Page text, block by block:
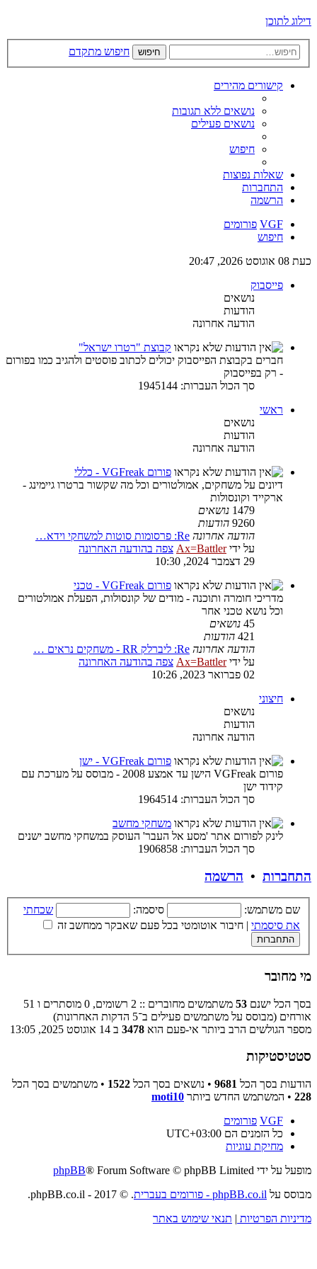
דילוג לתוכן
חיפוש חיפוש מתקדם
קישורים מהירים
נושאים ללא תגובות
נושאים פעילים
חיפוש
שאלות נפוצות
התחברות
הרשמה
VGF פורומים
חיפוש
כעת 08 אוגוסט 2026, 20:47
פייסבוק
נושאים
הודעות
הודעה אחרונה
קבוצת "רטרו ישראל"
חברים בקבוצת הפייסבוק יכולים לכתוב פוסטים ולהגיב כמו בפורום
- רק בפייסבוק
סך הכול העברות: 1945144
ראשי
נושאים
הודעות
הודעה אחרונה
פורום VGFreak - כללי
דיונים על משחקים, אמולטורים וכל מה שקשור ברטרו גיימינג -
ארקייד וקונסולות
1479 נושאים
9260 הודעות
הודעה אחרונה Re: פרסומות סוטות למשחקי וידא…
על ידיAx=Battler צפה בהודעה האחרונה
29 דצמבר 2024, 10:30
פורום VGFreak - טכני
מדריכי חומרה ותוכנה - מודים של קונסולות, הפעלת אמולטורים
וכל נושא טכני אחר
45 נושאים
421 הודעות
הודעה אחרונה Re: ליברלק RR - משחקים נראים …
על ידיAx=Battler צפה בהודעה האחרונה
02 פברואר 2023, 10:26
חיצוני
נושאים
הודעות
הודעה אחרונה
פורום VGFreak - ישן
פורום VGFreak הישן עד אמצע 2008 - מבוסס על מערכת עם
קידוד ישן
סך הכול העברות: 1964514
משחקי מחשב
לינק לפורום אתר 'מסע אל העבר' העוסק במשחקי מחשב ישנים
סך הכול העברות: 1906858
התחברות • הרשמה
שם משתמש: סיסמה:
שכחתי
את סיסמתי | חיבור אוטומטי בכל פעם שאבקר ממחשב זה
מי מחובר
בסך הכל ישנם 53
משתמשים מחוברים :: 2 רשומים, 0 מוסתרים ו 51
אורחים (מבוסס על משתמשים פעילים ב־5 הדקות האחרונות)
מספר הגולשים הרב ביותר אי-פעם הוא 3478 ב 14 אוגוסט 2025, 13:05
סטטיסטיקות
הודעות בסך הכל 9681 • נושאים בסך הכל 1522 • משתמשים בסך הכל
228 • המשתמש החדש ביותר moti10
VGF פורומים
כל הזמנים הם UTC+03:00
מחיקת עוגיות
מופעל על ידי
phpBB® Forum Software © phpBB Limited
מבוסס על phpBB.co.il - פורומים בעברית
. © 2017 - phpBB.co.il.
מדיניות הפרטיות | תנאי שימוש באתר